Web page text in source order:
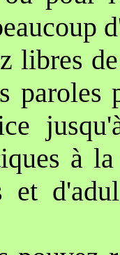
libres
paroles
à
et